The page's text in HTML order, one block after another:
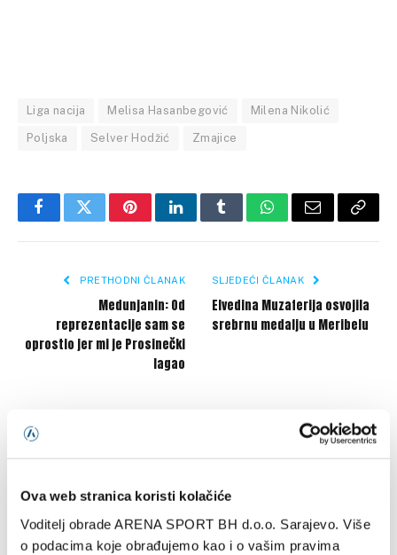
Ova web stranica koristi kolačiće
Voditelj obrade ARENA SPORT BH d.o.o. Sarajevo. Više
o podacima koje obrađujemo kao i o vašim pravima
Liga nacija Melisa Hasanbegović Milena Nikolić
Poljska Selver Hodžić Zmajice
FacebookTwitterPinterestLinkedInTumblrWhatsApp
Email Copy
PRETHODNI ČLANAK
Medunjanin: Od
reprezentacije sam se
oprostio jer mi je Prosinečki
lagao
SLJEDEĆI ČLANAK
Elvedina Muzaferija osvojila
srebrnu medalju u Meribelu
SLIČNE OBJAVE